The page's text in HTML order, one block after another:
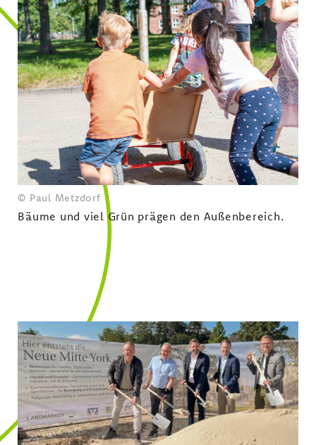
© Paul Metzdorf
Bäume und viel Grün prägen den Außenbereich.